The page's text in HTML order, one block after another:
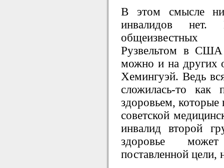
В этом смысле
инвалидов нет.
общеизвестных
Рузвельтом в
можно и на других
Хемингуэй. Ведь
сложилась-то как
здоровьем, которые
советской
инвалид второй
здоровье
поставленной цели,